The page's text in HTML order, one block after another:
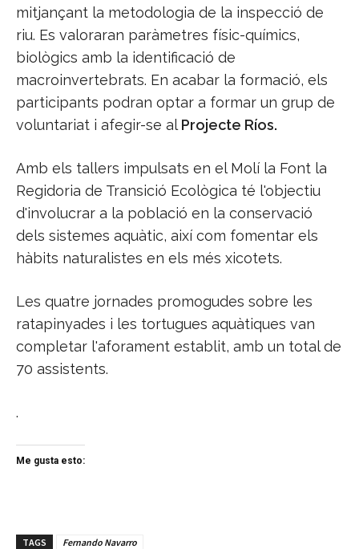
mitjançant la metodologia de la inspecció de
riu. Es valoraran paràmetres físic-químics,
biològics amb la identificació de
macroinvertebrats. En acabar la formació, els
participants podran optar a formar un grup de
voluntariat i afegir-se al Projecte Ríos.
Amb els tallers impulsats en el Molí la Font la
Regidoria de Transició Ecològica té l'objectiu
d'involucrar a la població en la conservació
dels sistemes aquàtic, així com fomentar els
hàbits naturalistes en els més xicotets.
Les quatre jornades promogudes sobre les
ratapinyades i les tortugues aquàtiques van
completar l'aforament establit, amb un total de
70 assistents.
.
Me gusta esto:
TAGS Fernando Navarro